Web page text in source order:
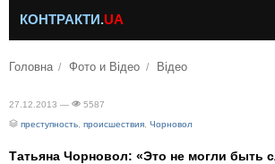
КОНТРАКТИ.UA
Головна Фото и Відео Відео
27.12.2013 —
5587
преступность происшествия Чорновол
Татьяна Чорновол: «Это не могли быть